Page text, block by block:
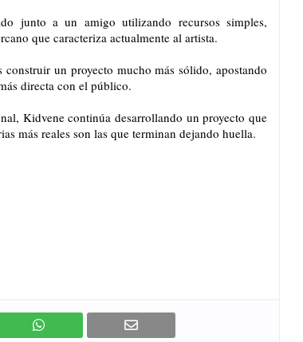
junto a un amigo utilizando recursos simples,
que caracteriza actualmente al artista.
un proyecto mucho más sólido, apostando
directa con el público.
Kidvene continúa desarrollando un proyecto que
más reales son las que terminan dejando huella.